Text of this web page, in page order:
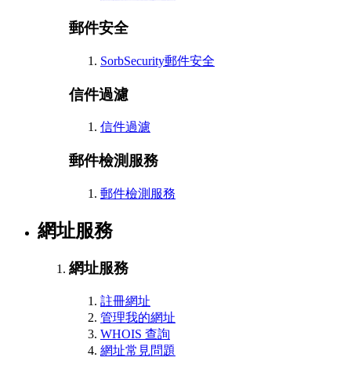
郵件安全
SorbSecurity郵件安全
信件過濾
信件過濾
郵件檢測服務
郵件檢測服務
網址服務
網址服務
註冊網址
管理我的網址
WHOIS 查詢
網址常見問題